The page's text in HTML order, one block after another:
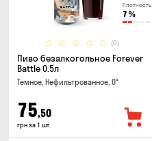
Плотность
7 %
(0)
Пиво безалкогольное Forever
Battle 0.5л
Темное, Нефильтрованное, 0°
75,50
грн за 1 шт